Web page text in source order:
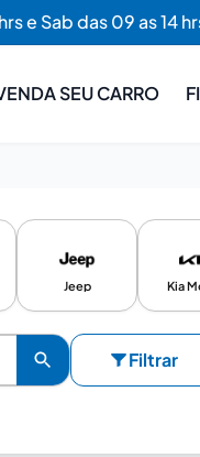
e Sab das 09 as 14
SEU CARRO
Jeep Kia
Filtrar